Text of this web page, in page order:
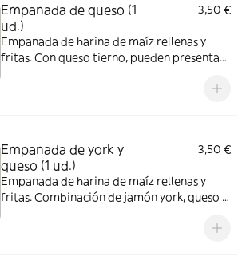
Empanada de queso (1
ud.)
3,50 €
Empanada de harina de maíz rellenas y
fritas. Con queso tierno, pueden presentar
Empanada de york y
queso (1 ud.)
3,50 €
Empanada de harina de maíz rellenas y
fritas. Combinación de jamón york, queso y